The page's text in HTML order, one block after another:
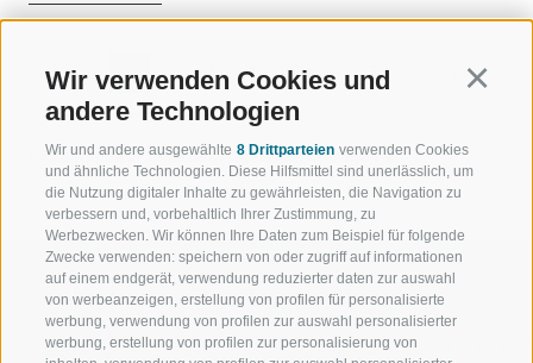
Wir verwenden Cookies und
andere Technologien
Wir und andere ausgewählte 8 Drittparteien verwenden Cookies
und ähnliche Technologien. Diese Hilfsmittel sind unerlässlich, um
die Nutzung digitaler Inhalte zu gewährleisten, die Navigation zu
verbessern und, vorbehaltlich Ihrer Zustimmung, zu
Werbezwecken. Wir können Ihre Daten zum Beispiel für folgende
Zwecke verwenden: speichern von oder zugriff auf informationen
auf einem endgerät, verwendung reduzierter daten zur auswahl
von werbeanzeigen, erstellung von profilen für personalisierte
werbung, verwendung von profilen zur auswahl personalisierter
werbung, erstellung von profilen zur personalisierung von
« ‹ 1 2 3 4 5 6 7
10
› »
85 Einträge auf 11 Seiten, Angezeigte Einträge 1-8
WILLKOMMEN IN DER
SPORT UND